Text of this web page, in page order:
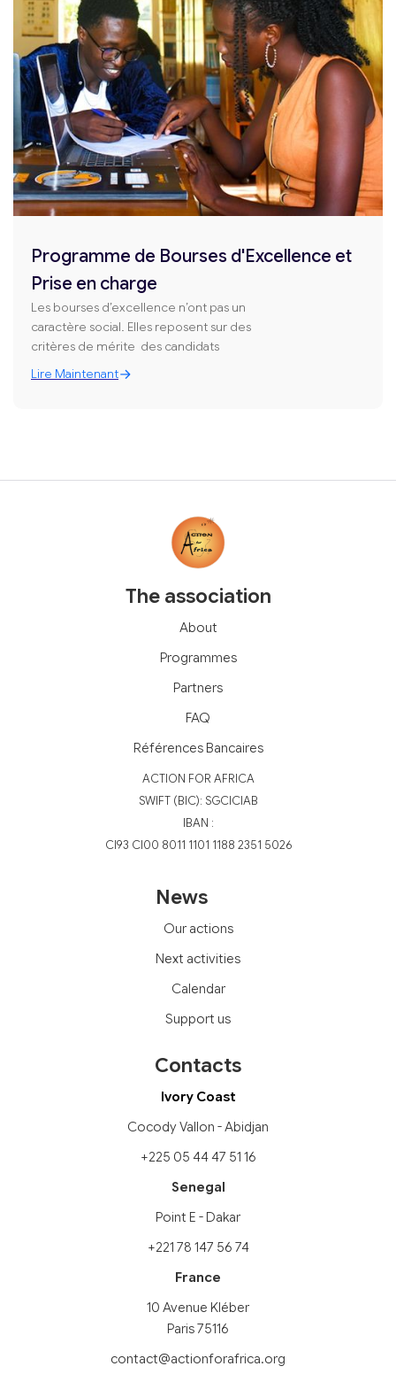
Programme de Bourses d'Excellence et
Prise en charge
Les bourses d’excellence n’ont pas un
caractère social. Elles reposent sur des
critères de mérite des candidats
Lire Maintenant
The association
About
Programmes
Partners
FAQ
Références Bancaires
‍ACTION FOR AFRICA
‍SWIFT (BIC): SGCICIAB
IBAN :
CI93 CI00 8011 1101 1188 2351 5026
News
Our actions
Next activities
Calendar
Support us
Contacts
Ivory Coast
Cocody Vallon - Abidjan
+225 05 44 47 51 16
Senegal
Point E - Dakar
+221 78 147 56 74
France
10 Avenue Kléber
Paris 75116
contact@actionforafrica.org